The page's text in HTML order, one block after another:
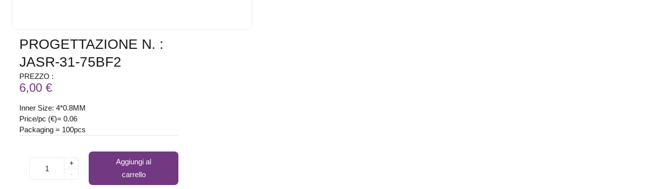
PROGETTAZIONE N. :
JASR-31-75BF2
PREZZO :
6,00 €
Inner Size: 4*0.8MM
Price/pc (€)= 0.06
Packaging = 100pcs
+
-
Aggiungi al
carrello